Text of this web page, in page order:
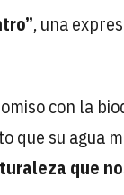
, una
con la
que su agua
que